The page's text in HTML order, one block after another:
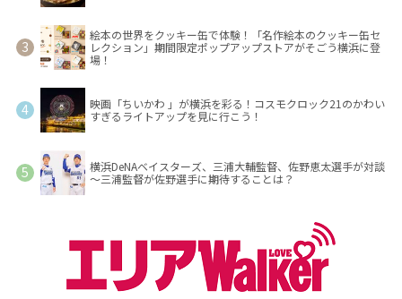
絵本の世界をクッキー缶で体験！「名作絵本のクッキー缶セ
レクション」期間限定ポップアップストアがそごう横浜に登
場！
映画「ちいかわ 」が横浜を彩る！コスモクロック21のかわい
すぎるライトアップを見に行こう！
横浜DeNAベイスターズ、三浦大輔監督、佐野恵太選手が対談
～三浦監督が佐野選手に期待することは？